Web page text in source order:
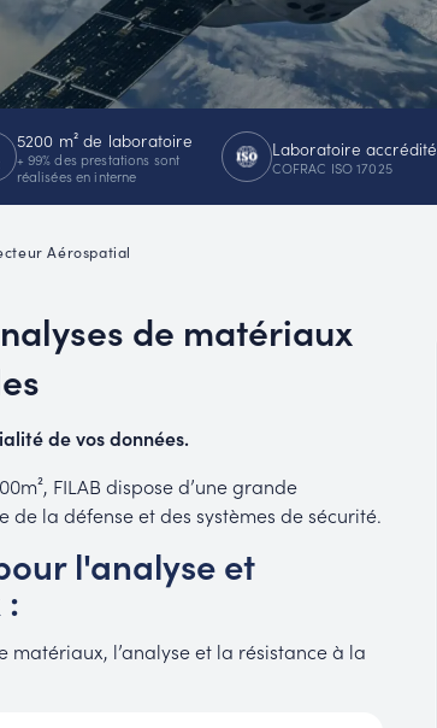
5200 m² de laboratoire
+ 99% des prestations sont
réalisées en interne
Laboratoire accrédité
COFRAC ISO 17025
Aérospatial
de matériaux
de vos données.
FILAB dispose d’une grande
la défense et des systèmes de sécurité.
l'analyse et
l’analyse et la résistance à la